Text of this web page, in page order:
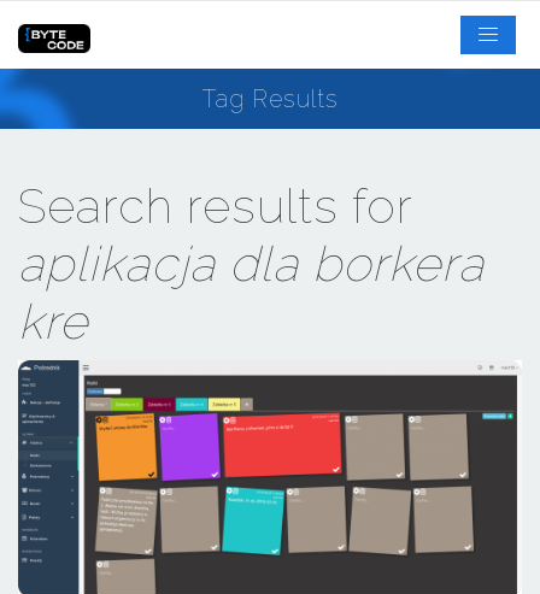
Tag Results
Search results for
aplikacja dla borkera
kre